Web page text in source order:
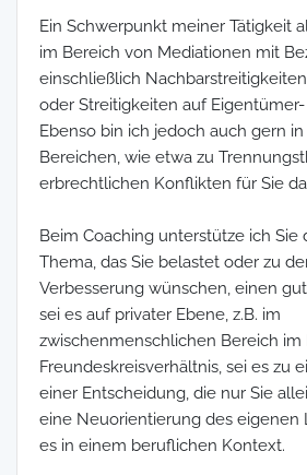
Ein Schwerpunkt meiner Tätigkeit
im Bereich von Mediationen mit
einschließlich
oder Streitigkeiten auf
Ebenso bin ich jedoch auch gern
Bereichen, wie etwa zu
erbrechtlichen Konflikten für Sie
Beim Coaching unterstütze ich Sie
Thema, das Sie belastet oder zu
Verbesserung wünschen, einen
sei es auf privater Ebene, z.B. im
zwischenmenschlichen Bereich im
Freundeskreisverhältnis, sei es zu
einer Entscheidung, die nur Sie
eine Neuorientierung des eigenen
es in einem beruflichen Kontext.